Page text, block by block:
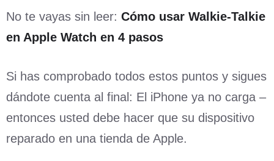
No te vayas sin leer: Cómo usar Walkie-Talkie
en Apple Watch en 4 pasos
Si has comprobado todos estos puntos y sigues
dándote cuenta al final: El iPhone ya no carga –
entonces usted debe hacer que su dispositivo
reparado en una tienda de Apple.